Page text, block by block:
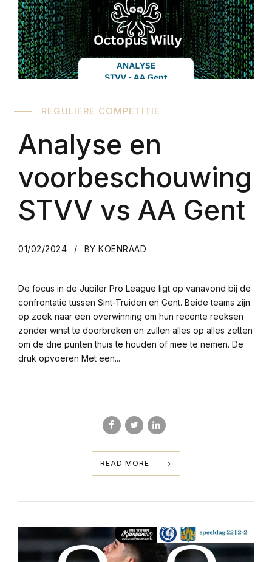
REGULIERE COMPETITIE
Analyse en
voorbeschouwing
STVV vs AA Gent
01/02/2024 BY KOENRAAD
De focus in de Jupiler Pro League ligt op vanavond bij de
confrontatie tussen Sint-Truiden en Gent. Beide teams zijn
op zoek naar een overwinning om hun recente reeksen
zonder winst te doorbreken en zullen alles op alles zetten
om de drie punten thuis te houden of mee te nemen. De
druk opvoeren Met een...
READ MORE